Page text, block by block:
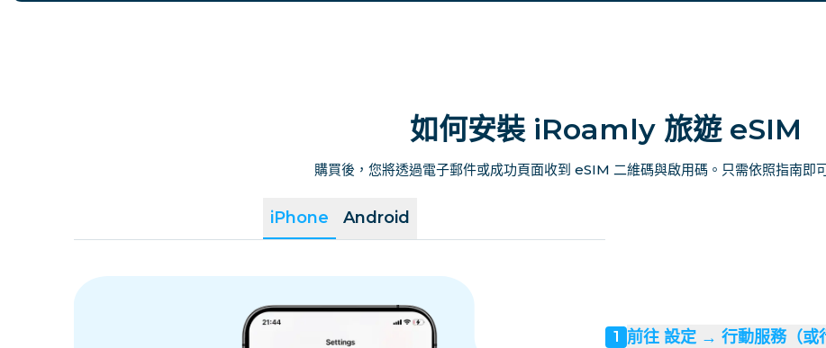
如何安裝 iRoamly 旅遊 eSIM
購買後，您將透過電子郵件或成功頁面收到 eSIM 二維碼與啟用碼。只需依照指南即
iPhone Android
1 前往 設定 → 行動服務（或